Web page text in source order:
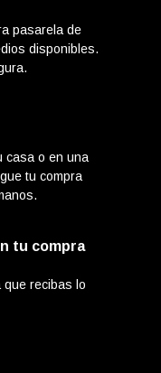
pasarela de
disponibles.
casa o en una
tu compra
tu compra
que recibas lo